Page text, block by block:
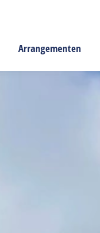
Arrangementen